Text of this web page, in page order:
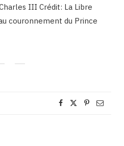
III Crédit: La Libre
couronnement du Prince